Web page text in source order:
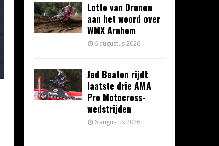
Lotte van Drunen
aan het woord over
WMX Arnhem
6 augustus 2026
Jed Beaton rijdt
laatste drie AMA
Pro Motocross-
wedstrijden
6 augustus 2026